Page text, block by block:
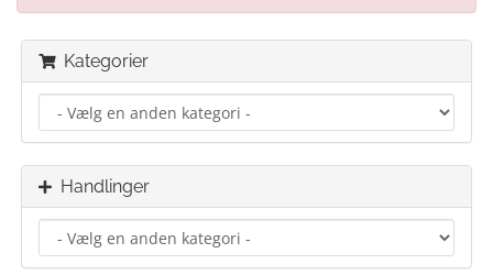
Kategorier
Handlinger